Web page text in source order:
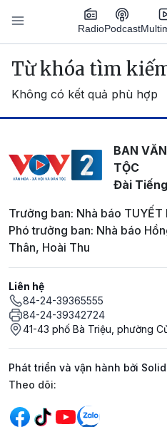
Nhảy đến nội dung
RadioPodcast
Main navigation
Từ khóa tìm
Không có kết quả phù hợp
BAN
TỘC
Đài
Trưởng ban: Nhà báo TUYẾT
Phó trưởng ban: Nhà báo
Thân, Hoài Thu
Liên hệ
84-24-39365555
84-24-39342724
41-43 phố Bà Triệu, phường
Phát triển và vận hành bởi
Mạng xã hội
Theo dõi: